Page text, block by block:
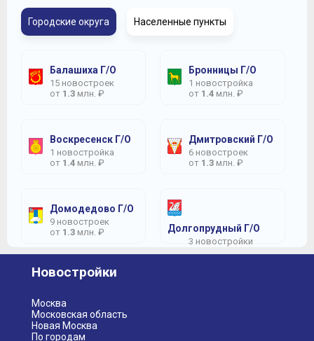
Городские округа Населенные пункты
Балашиха Г/О
15 новостроек
от 1.3 млн. ₽
Бронницы Г/О
1 новостройка
от 1.4 млн. ₽
Воскресенск Г/О
1 новостройка
от 1.4 млн. ₽
Дмитровский Г/О
6 новостроек
от 1.3 млн. ₽
Домодедово Г/О
9 новостроек
от 1.3 млн. ₽ Долгопрудный Г/О
3 новостройки
от2.2млн. ₽
Дзержинский Г/О
Новостройки
Москва
Московская область
Новая Москва
По городам